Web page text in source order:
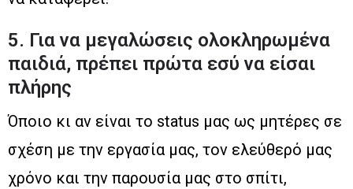
5. Για να μεγαλώσεις ολοκληρωμένα
παιδιά, πρέπει πρώτα εσύ να είσαι
πλήρης
Όποιο κι αν είναι το status μας ως μητέρες σε
σχέση με την εργασία μας, τον ελεύθερό μας
χρόνο και την παρουσία μας στο σπίτι,